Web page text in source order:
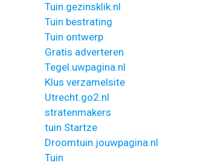
Tuin.gezinsklik.nl
Tuin bestrating
Tuin ontwerp
Gratis adverteren
Tegel.uwpagina.nl
Klus verzamelsite
Utrecht.go2.nl
stratenmakers
tuin Startze
Droomtuin.jouwpagina.nl
Tuin